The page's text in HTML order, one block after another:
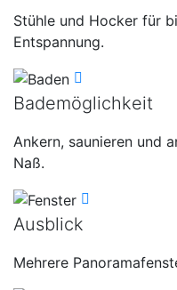
Stühle und Hocker für
Entspannung.
Bademöglichkeit
Ankern, saunieren und
Naß.
Ausblick
Mehrere